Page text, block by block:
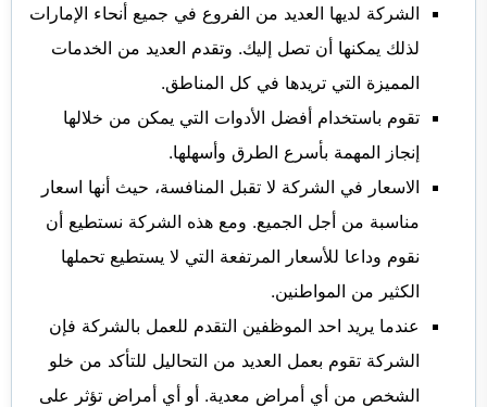
الشركة لديها العديد من الفروع في جميع أنحاء الإمارات
لذلك يمكنها أن تصل إليك. وتقدم العديد من الخدمات
المميزة التي تريدها في كل المناطق.
تقوم باستخدام أفضل الأدوات التي يمكن من خلالها
إنجاز المهمة بأسرع الطرق وأسهلها.
الاسعار في الشركة لا تقبل المنافسة، حيث أنها اسعار
مناسبة من أجل الجميع. ومع هذه الشركة نستطيع أن
نقوم وداعا للأسعار المرتفعة التي لا يستطيع تحملها
الكثير من المواطنين.
عندما يريد احد الموظفين التقدم للعمل بالشركة فإن
الشركة تقوم بعمل العديد من التحاليل للتأكد من خلو
الشخص من أي أمراض معدية. أو أي أمراض تؤثر على